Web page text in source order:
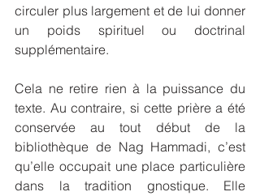
circuler plus largement et de lui donner
un poids spirituel ou doctrinal
supplémentaire.
Cela ne retire rien à la puissance du
texte. Au contraire, si cette prière a été
conservée au tout début de la
bibliothèque de Nag Hammadi, c’est
qu’elle occupait une place particulière
dans la tradition gnostique. Elle